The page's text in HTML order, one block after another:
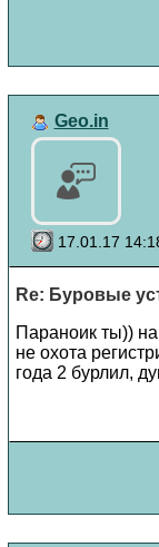
Geo.in
17.01.17
Re: Буровые
Параноик ты))
не охота
года 2 бурлил,